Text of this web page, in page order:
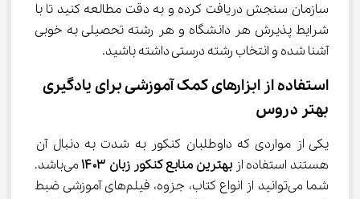
سازمان سنجش دریافت کرده و به دقت مطالعه کنید تا با
شرایط پذیرش هر دانشگاه و هر رشته تحصیلی به خوبی
آشنا شده و انتخاب رشته درستی داشته باشید.
استفاده از ابزارهای کمک آموزشی برای یادگیری
بهتر دروس
یکی از مواردی که داوطلبان کنکور به شدت به دنبال آن
هستند استفاده از بهترین منابع کنکور زبان ۱۴۰۳
می‌باشد.
شما می‌توانید از انواع کتاب، جزوه، فیلم‌های آموزشی ضبط